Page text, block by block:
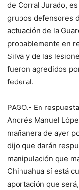
de Corral Jurado,
grupos defensores
actuación de la
probablemente en
Silva y de las
fueron agredidos
federal.
PAGO.- En
Andrés Manuel
mañanera de ayer
dijo que darán
manipulación que
Chihuahua sí está
aportación que